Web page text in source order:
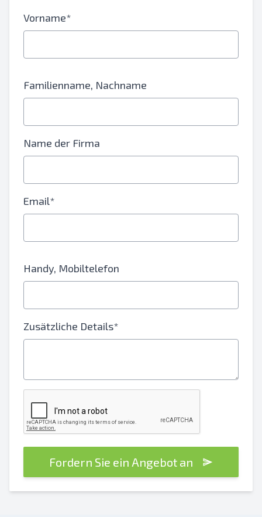
Vorname*
Familienname, Nachname
Name der Firma
Email*
Handy, Mobiltelefon
Zusätzliche Details*
Fordern Sie ein Angebot an